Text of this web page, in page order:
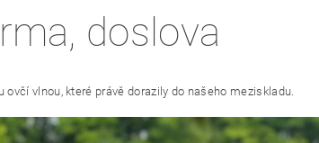
doslova
vlnou, které právě dorazily do našeho meziskladu.